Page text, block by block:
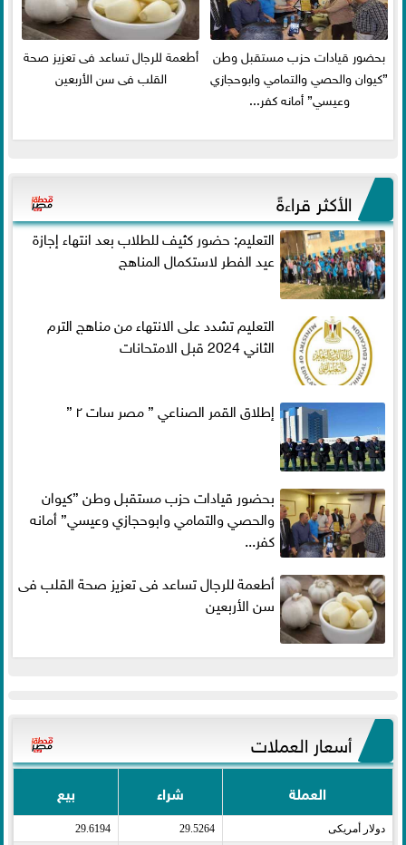
بحضور قيادات حزب مستقبل وطن
”كيوان والحصي والتمامي وابوحجازي
وعيسي” أمانه كفر...
أطعمة للرجال تساعد فى تعزيز صحة
القلب فى سن الأربعين
الأكثر قراءةً
التعليم: حضور كثيف للطلاب بعد انتهاء إجازة
عيد الفطر لاستكمال المناهج
التعليم تشدد على الانتهاء من مناهج الترم
الثاني 2024 قبل الامتحانات
إطلاق القمر الصناعي ” مصر سات ٢ ”
بحضور قيادات حزب مستقبل وطن ”كيوان
والحصي والتمامي وابوحجازي وعيسي” أمانه
كفر...
أطعمة للرجال تساعد فى تعزيز صحة القلب فى
سن الأربعين
أسعار العملات
العملة شراء بيع
دولار أمريكى​ 29.5264
29.6194